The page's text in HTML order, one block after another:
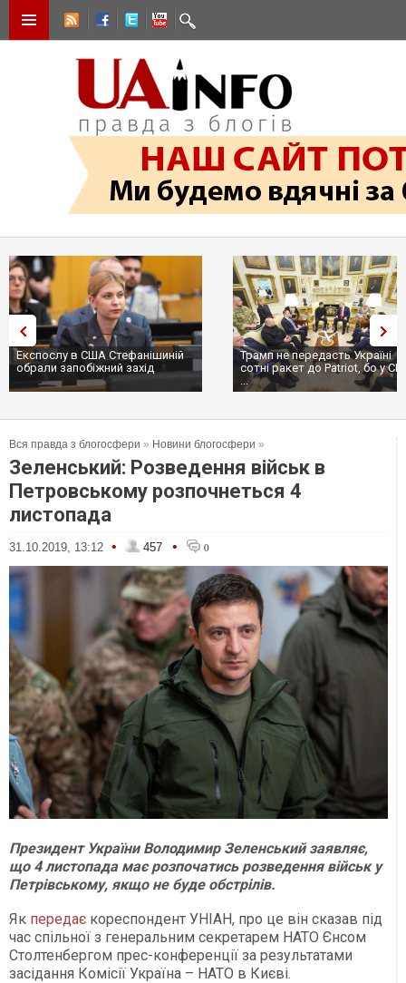
Експослу в США Стефанішиній
обрали запобіжний захід
Трамп не передасть Україні
сотні ракет до Patriot, бо у
...
Вся правда з блогосфери » Новини блогосфери »
Зеленський: Розведення військ в
Петровському розпочнеться 4
листопада
31.10.2019, 13:12 • 457 • 0
Президент України Володимир Зеленський заявляє,
що 4 листопада має розпочатись розведення військ у
Петрівському, якщо не буде обстрілів.
Як передає кореспондент УНІАН, про це він сказав під
час спільної з генеральним секретарем НАТО Єнсом
Столтенбергом прес-конференції за результатами
засідання Комісії Україна – НАТО в Києві.